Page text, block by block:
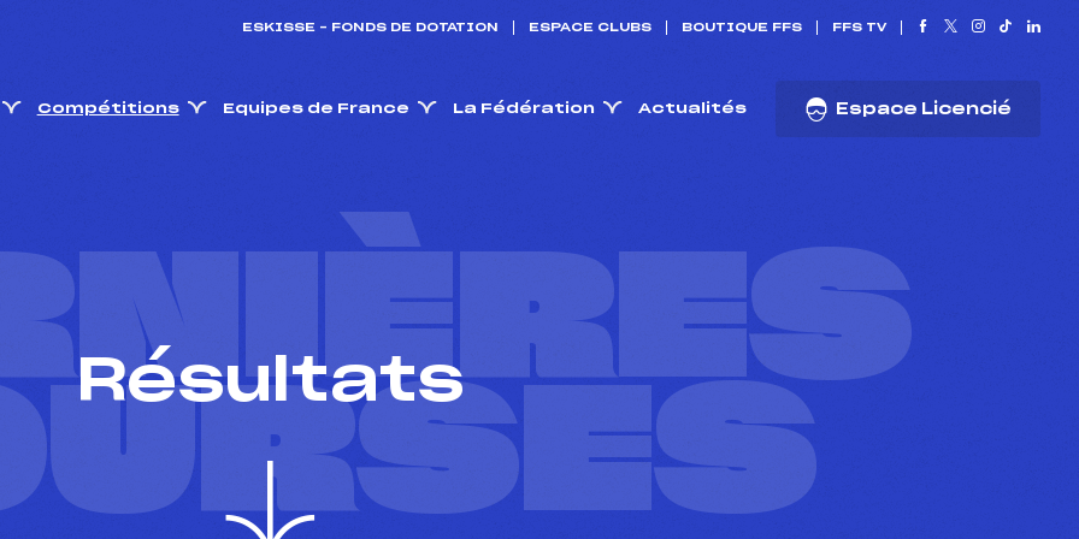
ESKISSE – FONDS DE DOTATION ESPACE CLUBS BOUTIQUE FFS FFS TV
Compétitions Equipes de France La Fédération Actualités Espace Licencié
Résultats